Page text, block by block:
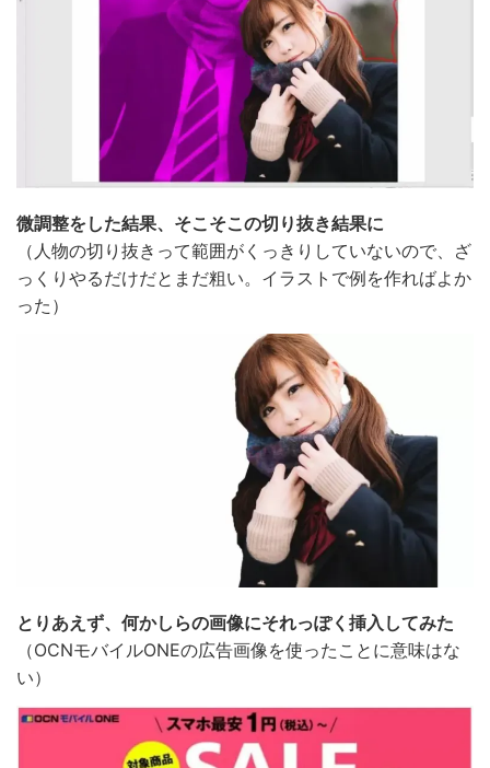
微調整をした結果、そこそこの切り抜き結果に
（人物の切り抜きって範囲がくっきりしていないので、ざ
っくりやるだけだとまだ粗い。イラストで例を作ればよか
った）
とりあえず、何かしらの画像にそれっぽく挿入してみた
（OCNモバイルONEの広告画像を使ったことに意味はな
い）